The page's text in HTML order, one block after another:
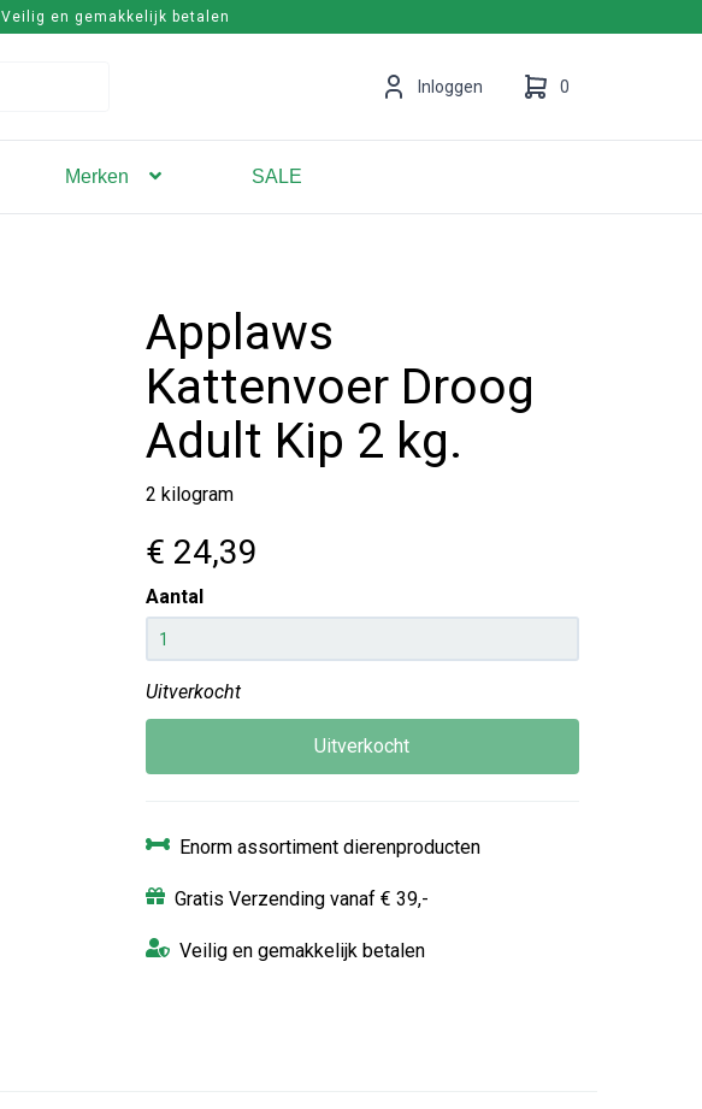
Veilig en gemakkelijk betalen
Inloggen 0
Merken SALE
Applaws
Kattenvoer Droog
Adult Kip 2 kg.
2 kilogram
€ 24,39
Aantal
Uitverkocht
Uitverkocht
Enorm assortiment dierenproducten
Gratis Verzending vanaf € 39,-
Veilig en gemakkelijk betalen